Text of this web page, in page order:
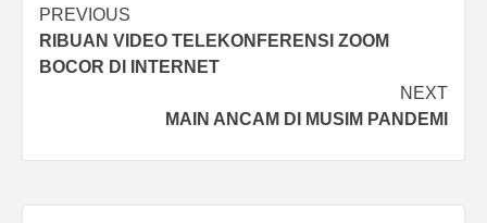
Post
navigation
PREVIOUS
RIBUAN VIDEO TELEKONFERENSI ZOOM
BOCOR DI INTERNET
NEXT
MAIN ANCAM DI MUSIM PANDEMI